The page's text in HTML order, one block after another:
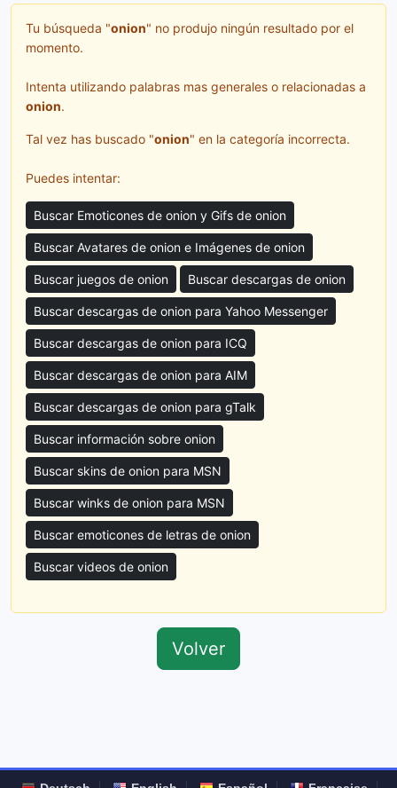
Tu búsqueda "onion" no produjo ningún resultado por el
momento.
Intenta utilizando palabras mas generales o relacionadas a
onion.
Tal vez has buscado "onion" en la categoría incorrecta.
Puedes intentar:
Buscar Emoticones de onion y Gifs de onion
Buscar Avatares de onion e Imágenes de onion
Buscar juegos de onion Buscar descargas de onion
Buscar descargas de onion para Yahoo Messenger
Buscar descargas de onion para ICQ
Buscar descargas de onion para AIM
Buscar descargas de onion para gTalk
Buscar información sobre onion
Buscar skins de onion para MSN
Buscar winks de onion para MSN
Buscar emoticones de letras de onion
Buscar videos de onion
Volver